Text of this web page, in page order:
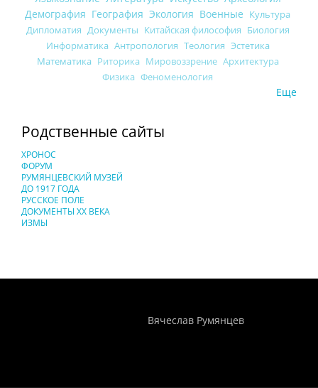
Демография География Экология Военные Культура
Дипломатия Документы Китайская философия Биология
Информатика Антропология Теология Эстетика
Математика Риторика Мировоззрение Архитектура
Физика Феноменология
Еще
Родственные сайты
ХРОНОС
ФОРУМ
РУМЯНЦЕВСКИЙ МУЗЕЙ
ДО 1917 ГОДА
РУССКОЕ ПОЛЕ
ДОКУМЕНТЫ XX ВЕКА
ИЗМЫ
Вячеслав Румянцев